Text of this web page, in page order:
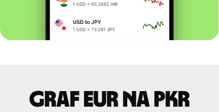
graf EUR na PKR